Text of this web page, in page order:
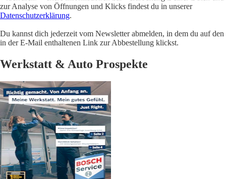
zur Analyse von Öffnungen und Klicks findest du in unserer
Datenschutzerklärung.
Du kannst dich jederzeit vom Newsletter abmelden, in dem du auf den
in der E-Mail enthaltenen Link zur Abbestellung klickst.
Werkstatt & Auto Prospekte